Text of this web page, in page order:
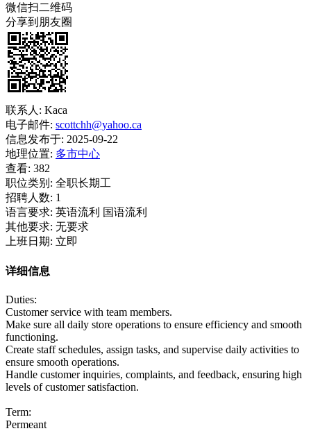
微信扫二维码
分享到朋友圈
联系人: Kaca
电子邮件: scottchh@yahoo.ca
信息发布于: 2025-09-22
地理位置: 多市中心
查看: 382
职位类别: 全职长期工
招聘人数: 1
语言要求: 英语流利 国语流利
其他要求: 无要求
上班日期: 立即
详细信息
Duties:
Customer service with team members.
Make sure all daily store operations to ensure efficiency and smooth
functioning.
Create staff schedules, assign tasks, and supervise daily activities to
ensure smooth operations.
Handle customer inquiries, complaints, and feedback, ensuring high
levels of customer satisfaction.
Term:
Permeant